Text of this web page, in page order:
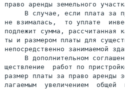
право аренды земельного
В случае, если плата за
не взималась,  то уплате
подлежит сумма, рассчитанная
ты и размером платы для
непосредственно занимаемой
В дополнительном
ществление  работ по
размер платы за право аренды
лагаемым  увеличением  общей